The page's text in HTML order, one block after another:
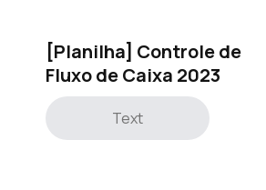
[Planilha] Controle de
Fluxo de Caixa 2023
Text